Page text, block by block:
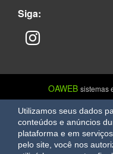
Utilizamos seus dados
conteúdos e anúncios
plataforma e em
pelo site, você nos
Siga:
OAWEB sistemas